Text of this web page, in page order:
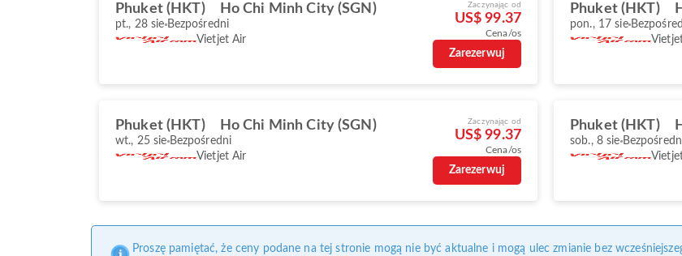
Phuket (HKT) Ho Chi Minh City (SGN)
pt., 28 sie Bezpośredni
Vietjet Air
Zaczynając od
US$ 99.37
Cena/os
Zarezerwuj
Phuket (HKT)
pon., 17 sie
Phuket (HKT) Ho Chi Minh City (SGN)
wt., 25 sie Bezpośredni
Vietjet Air
Zaczynając od
US$ 99.37
Cena/os
Zarezerwuj
Phuket (HKT)
sob., 8 sie
Proszę pamiętać, że ceny podane na tej stronie mogą nie być aktualne i mogą ulec zmianie bez